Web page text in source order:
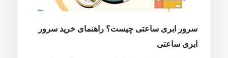
سرور ابری ساعتی چیست؟ راهنمای خرید سرور
ابری ساعتی